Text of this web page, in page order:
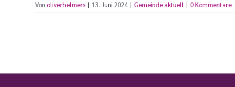
Von oliverhelmers | 13. Juni 2024 | Gemeinde aktuell | 0 Kommentare